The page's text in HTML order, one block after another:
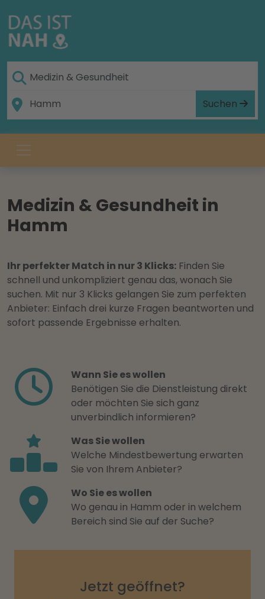
Suchen
Medizin & Gesundheit in
Hamm
Ihr perfekter Match in nur 3 Klicks: Finden Sie
schnell und unkompliziert genau das, wonach Sie
suchen. Mit nur 3 Klicks gelangen Sie zum perfekten
Anbieter: Einfach drei kurze Fragen beantworten und
sofort passende Ergebnisse erhalten.
Wann Sie es wollen
Benötigen Sie die Dienstleistung direkt
oder möchten Sie sich ganz
unverbindlich informieren?
Was Sie wollen
Welche Mindestbewertung erwarten
Sie von Ihrem Anbieter?
Wo Sie es wollen
Wo genau in Hamm oder in welchem
Bereich sind Sie auf der Suche?
Jetzt geöffnet?